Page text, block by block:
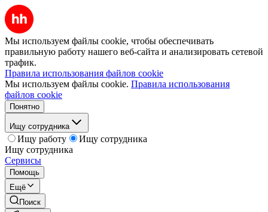
Мы используем файлы cookie, чтобы обеспечивать
правильную работу нашего веб-сайта и анализировать сетевой
трафик.
Правила использования файлов cookie
Мы используем файлы cookie. Правила использования
файлов cookie
Понятно
Ищу сотрудника
Ищу работу
Ищу сотрудника
Ищу сотрудника
Сервисы
Помощь
Ещё
Поиск